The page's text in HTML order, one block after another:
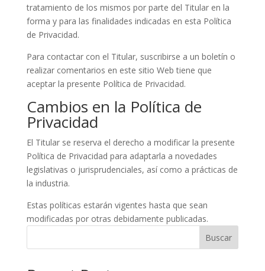
tratamiento de los mismos por parte del Titular en la
forma y para las finalidades indicadas en esta Política
de Privacidad.
Para contactar con el Titular, suscribirse a un boletín o
realizar comentarios en este sitio Web tiene que
aceptar la presente Política de Privacidad.
Cambios en la Política de
Privacidad
El Titular se reserva el derecho a modificar la presente
Política de Privacidad para adaptarla a novedades
legislativas o jurisprudenciales, así como a prácticas de
la industria.
Estas políticas estarán vigentes hasta que sean
modificadas por otras debidamente publicadas.
Buscar